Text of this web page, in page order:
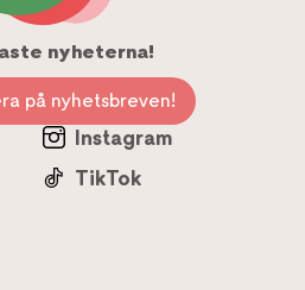
nyheterna!
på nyhetsbreven!
Instagram
TikTok